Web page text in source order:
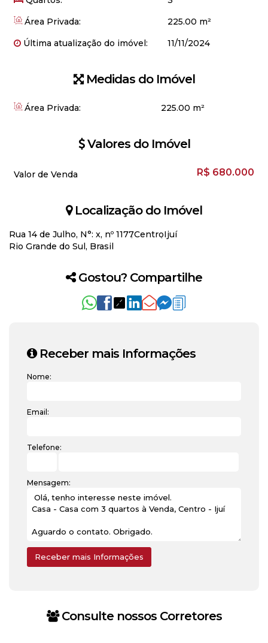
Área Privada:
225.00 m²
Última atualização do imóvel:
11/11/2024
Medidas do Imóvel
Área Privada: 225.00 m²
Valores do Imóvel
R$ 680.000
Valor de Venda
Localização do Imóvel
Rua 14 de Julho, N°: x, nº 1177CentroIjuí
Rio Grande do Sul, Brasil
Gostou? Compartilhe
Receber mais Informações
Nome:
Email:
Telefone:
Mensagem:
Consulte nossos Corretores